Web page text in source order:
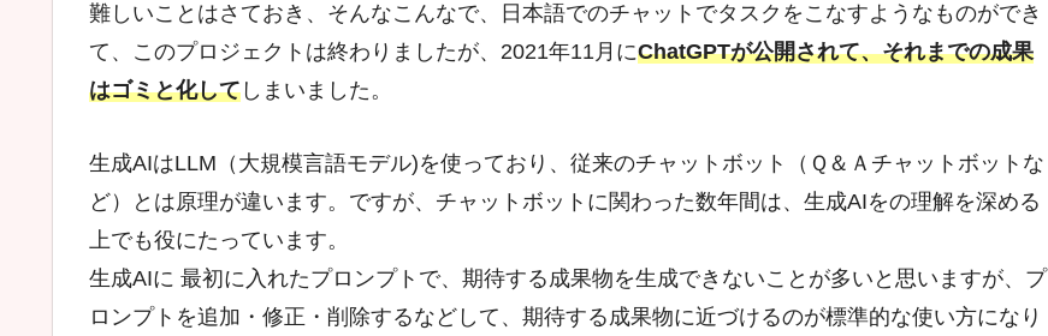
難しいことはさておき、そんなこんなで、日本語でのチャットでタスクをこなすようなものができ
て、このプロジェクトは終わりましたが、 2021年11月 にChatGPTが公開されて、それまでの成果
はゴミと化して しまいました。
生成AIはLLM（大規模言語モデル)を使っており、従来のチャットボット（Ｑ＆Ａチャットボットな
ど）とは原理が違います。ですが、チャットボットに関わった数年間は、生成AIをの理解を深める
上でも役にたっています。
生成AIに 最初に入れたプロンプトで、期待する成果物を生成できないことが多いと思いますが、プ
ロンプトを追加・修正・削除するなどして、期待する成果物に近づけるのが標準的な使い方になり